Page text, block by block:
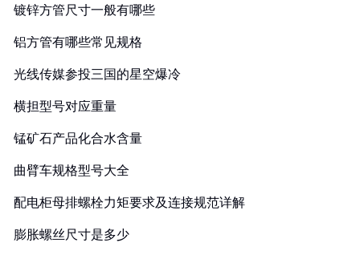
镀锌方管尺寸一般有哪些
铝方管有哪些常见规格
光线传媒参投三国的星空爆冷
横担型号对应重量
锰矿石产品化合水含量
曲臂车规格型号大全
配电柜母排螺栓力矩要求及连接规范详解
膨胀螺丝尺寸是多少